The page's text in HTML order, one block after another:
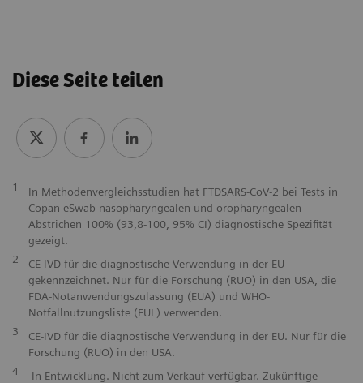
Diese Seite teilen
1
In Methodenvergleichsstudien hat FTDSARS-CoV-2 bei Tests in
Copan eSwab nasopharyngealen und oropharyngealen
Abstrichen 100% (93,8-100, 95% CI) diagnostische Spezifität
gezeigt.
2
CE-IVD für die diagnostische Verwendung in der EU
gekennzeichnet. Nur für die Forschung (RUO) in den USA, die
FDA-Notanwendungszulassung (EUA) und WHO-
Notfallnutzungsliste (EUL) verwenden.
3
CE-IVD für die diagnostische Verwendung in der EU. Nur für die
Forschung (RUO) in den USA.
4
In Entwicklung. Nicht zum Verkauf verfügbar. Zukünftige